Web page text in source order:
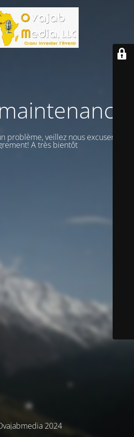
problème, veillez nous excuser vour
A très bientôt
2024